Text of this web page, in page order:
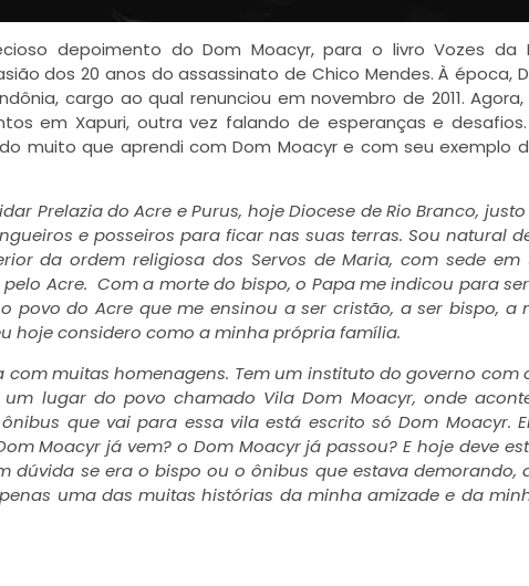
depoimento do Dom Moacyr, para o livro Vozes da
dos 20 anos do assassinato de Chico Mendes. À época,
cargo ao qual renunciou em novembro de 2011.
em Xapuri, outra vez falando de esperanças e
muito que aprendi com Dom Moacyr e com seu exemplo
Prelazia do Acre e Purus, hoje Diocese de Rio Branco,
e posseiros para ficar nas suas terras. Sou natural
da ordem religiosa dos Servos de Maria, com sede em
Acre. Com a morte do bispo, o Papa me indicou para
povo do Acre que me ensinou a ser cristão, a ser bispo, a
hoje considero como a minha própria família.
com muitas homenagens. Tem um instituto do governo com
lugar do povo chamado Vila Dom Moacyr, onde
que vai para essa vila está escrito só Dom Moacyr.
Moacyr já vem? o Dom Moacyr já passou? E hoje deve
dúvida se era o bispo ou o ônibus que estava demorando,
uma das muitas histórias da minha amizade e da